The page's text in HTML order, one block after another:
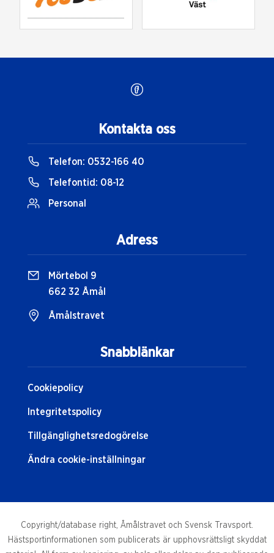
Snabblänkar
Cookiepolicy
Integritetspolicy
Tillgänglighetsredogörelse
Ändra cookie-inställningar
Kontakta oss
Telefon: 0532-166 40
Telefontid: 08-12
Personal
Adress
Mörtebol 9
662 32 Åmål
Åmålstravet
Copyright/database right, Åmålstravet och Svensk Travsport.
Hästsportinformationen som publicerats är upphovsrättsligt skyddat